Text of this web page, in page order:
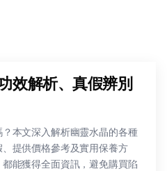
效解析、真假辨別
本文深入解析幽靈水晶的各種
提供價格參考及實用保養方
能獲得全面資訊，避免購買陷